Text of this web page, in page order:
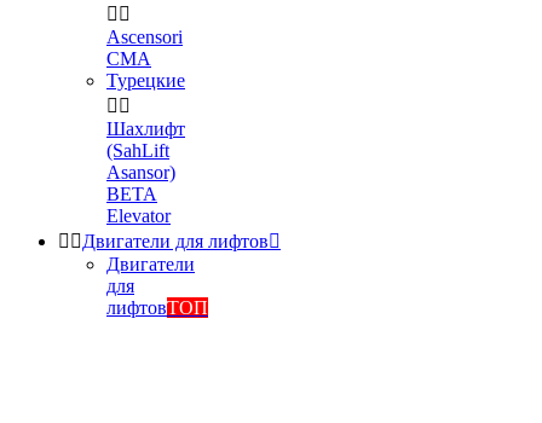
 
Ascensori
CMA
Турецкие
 
Шахлифт
(SahLift
Asansor)
BETA
Elevator
 Двигатели для лифтов
Двигатели
для
лифтовТОП